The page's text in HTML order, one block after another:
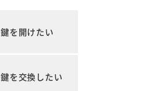
鍵を開けたい
鍵を交換したい